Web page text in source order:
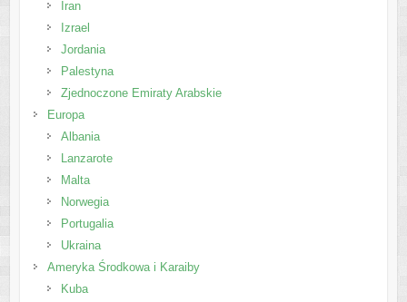
Iran
Izrael
Jordania
Palestyna
Zjednoczone Emiraty Arabskie
Europa
Albania
Lanzarote
Malta
Norwegia
Portugalia
Ukraina
Ameryka Środkowa i Karaiby
Kuba